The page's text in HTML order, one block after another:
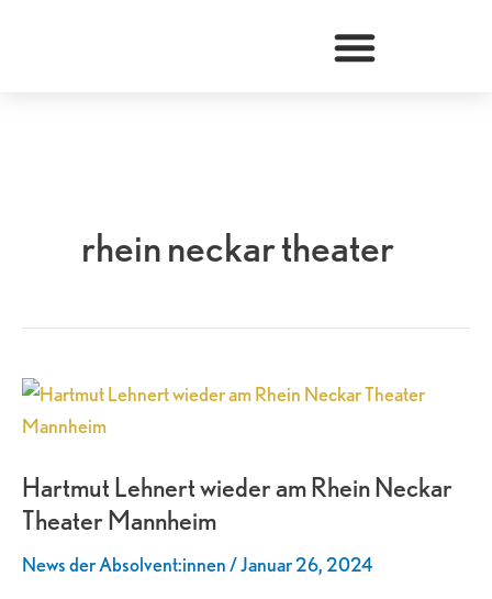
rhein neckar theater
Hartmut Lehnert wieder am Rhein Neckar
Theater Mannheim
News der Absolvent:innen/Januar 26, 2024
Hartmut
Lehnert
am
Rhein
Neckar